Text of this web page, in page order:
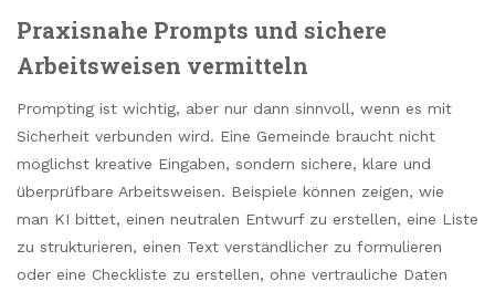
Praxisnahe Prompts und sichere
Arbeitsweisen vermitteln
Prompting ist wichtig, aber nur dann sinnvoll, wenn es mit
Sicherheit verbunden wird. Eine Gemeinde braucht nicht
möglichst kreative Eingaben, sondern sichere, klare und
überprüfbare Arbeitsweisen. Beispiele können zeigen, wie
man KI bittet, einen neutralen Entwurf zu erstellen, eine Liste
zu strukturieren, einen Text verständlicher zu formulieren
oder eine Checkliste zu erstellen, ohne vertrauliche Daten